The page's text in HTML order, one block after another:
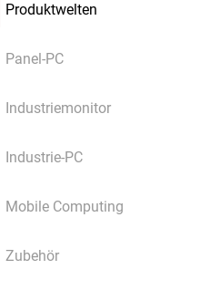
Produktwelten
Panel-PC
Industriemonitor
Industrie-PC
Mobile Computing
Zubehör